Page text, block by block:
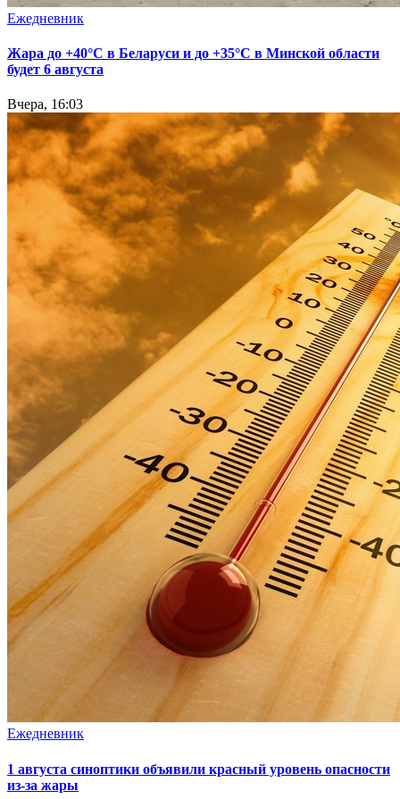
Ежедневник
Жара до +40°С в Беларуси и до +35°С в Минской области
будет 6 августа
Вчера, 16:03
Ежедневник
1 августа синоптики объявили красный уровень опасности
из-за жары